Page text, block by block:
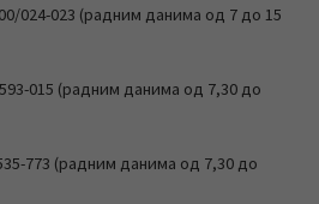
024-023 (радним данима од 7 до 15
015 (радним данима од 7,30 до
773 (радним данима од 7,30 до